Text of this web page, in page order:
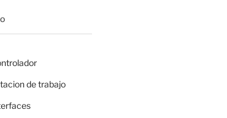
de trabajo